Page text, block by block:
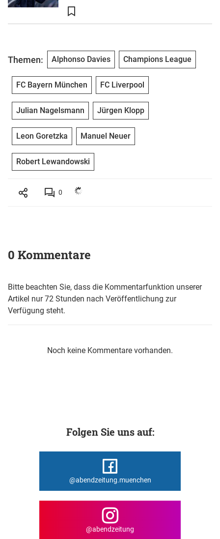
Themen: Alphonso Davies Champions League
FC Bayern München FC Liverpool
Julian Nagelsmann Jürgen Klopp
Leon Goretzka Manuel Neuer
Robert Lewandowski
0
0 Kommentare
Bitte beachten Sie, dass die Kommentarfunktion unserer
Artikel nur 72 Stunden nach Veröffentlichung zur
Verfügung steht.
Noch keine Kommentare vorhanden.
Folgen Sie uns auf:
@abendzeitung.muenchen
@abendzeitung